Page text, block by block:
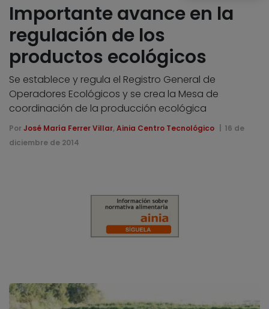
Importante avance en la
regulación de los
productos ecológicos
Se establece y regula el Registro General de
Operadores Ecológicos y se crea la Mesa de
coordinación de la producción ecológica
Por José María Ferrer Villar, Ainia Centro Tecnológico
16 de
diciembre de 2014